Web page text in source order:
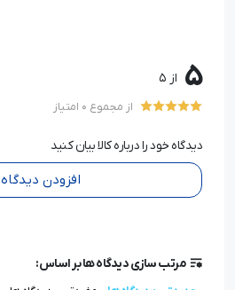
5 از 5
از مجموع 0 امتیاز
دیدگاه خود را درباره کالا بیان کنید
افزودن دیدگاه
مرتب سازی دیدگاه ها بر اساس: